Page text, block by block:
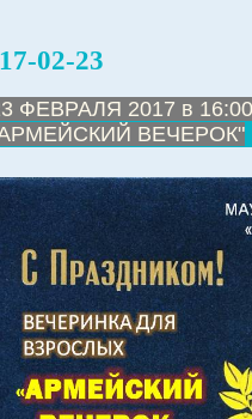
02-23
ФЕВРАЛЯ 2017 в
ВЕЧЕРОК"